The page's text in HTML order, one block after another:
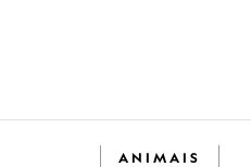
ANIMAIS